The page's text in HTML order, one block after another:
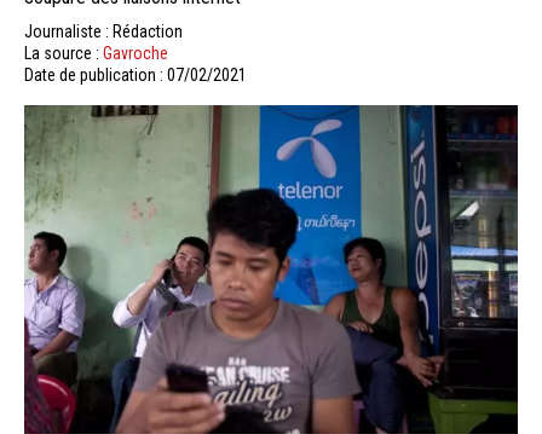
Journaliste : Rédaction
La source : Gavroche
Date de publication : 07/02/2021